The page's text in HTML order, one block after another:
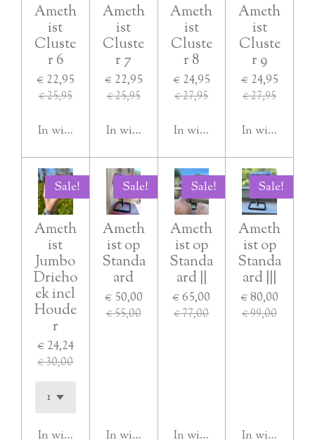
Ameth
ist
Cluste
r 6
€ 22,95
€ 25,95
In winkelwagen
Ameth
ist
Cluste
r 7
€ 22,95
€ 25,95
In winkelwagen
Ameth
ist
Cluste
r 8
€ 24,95
€ 27,95
In winkelwagen
Ameth
ist
Cluste
r 9
€ 24,95
€ 27,95
In
Sale!
Ameth
ist
Jumbo
Drieho
ek incl
Houde
r
€ 24,24
€ 30,00
In winkelwagen
Sale!
Ameth
ist op
Standa
ard
€ 50,00
€ 55,00
In winkelwagen
Sale!
Ameth
ist op
Standa
ard ||
€ 65,00
€ 77,00
In winkelwagen
Sale!
Ameth
ist op
Standa
ard |||
€ 80,00
€ 99,00
In